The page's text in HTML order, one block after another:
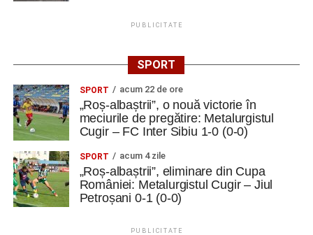
PUBLICITATE
SPORT
SPORT acum 22 de ore
„Roș-albaștrii”, o nouă victorie în
meciurile de pregătire: Metalurgistul
Cugir – FC Inter Sibiu 1-0 (0-0)
SPORT acum 4 zile
„Roș-albaștrii”, eliminare din Cupa
României: Metalurgistul Cugir – Jiul
Petroșani 0-1 (0-0)
PUBLICITATE